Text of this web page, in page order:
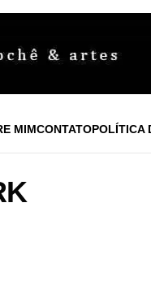
MIMCONTATOPOLÍTICA